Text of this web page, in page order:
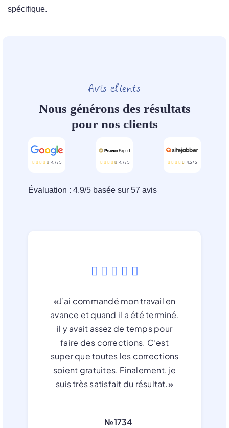
spécifique.
Avis clients
Nous générons des résultats
pour nos clients
4,7/ 5 4,7/ 5 4,5 /5
Évaluation : 4.9/5 basée sur 57 avis
«J’ai commandé mon travail en
avance et quand il a été terminé,
il y avait assez de temps pour
faire des corrections. C’est
super que toutes les corrections
soient gratuites. Finalement, je
suis très satisfait du résultat.»
№1734